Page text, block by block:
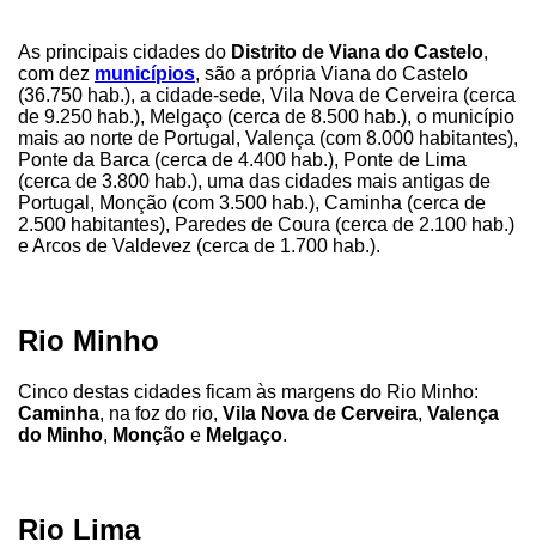
As principais cidades do Distrito de Viana do Castelo,
com dez municípios, são a própria Viana do Castelo
(36.750 hab.), a cidade-sede, Vila Nova de Cerveira (cerca
de 9.250 hab.), Melgaço (cerca de 8.500 hab.), o município
mais ao norte de Portugal, Valença (com 8.000 habitantes),
Ponte da Barca (cerca de 4.400 hab.), Ponte de Lima
(cerca de 3.800 hab.), uma das cidades mais antigas de
Portugal, Monção (com 3.500 hab.), Caminha (cerca de
2.500 habitantes), Paredes de Coura (cerca de 2.100 hab.)
e Arcos de Valdevez (cerca de 1.700 hab.).
Rio Minho
Cinco destas cidades ficam às margens do Rio Minho:
Caminha, na foz do rio, Vila Nova de Cerveira, Valença
do Minho, Monção e Melgaço.
Rio Lima